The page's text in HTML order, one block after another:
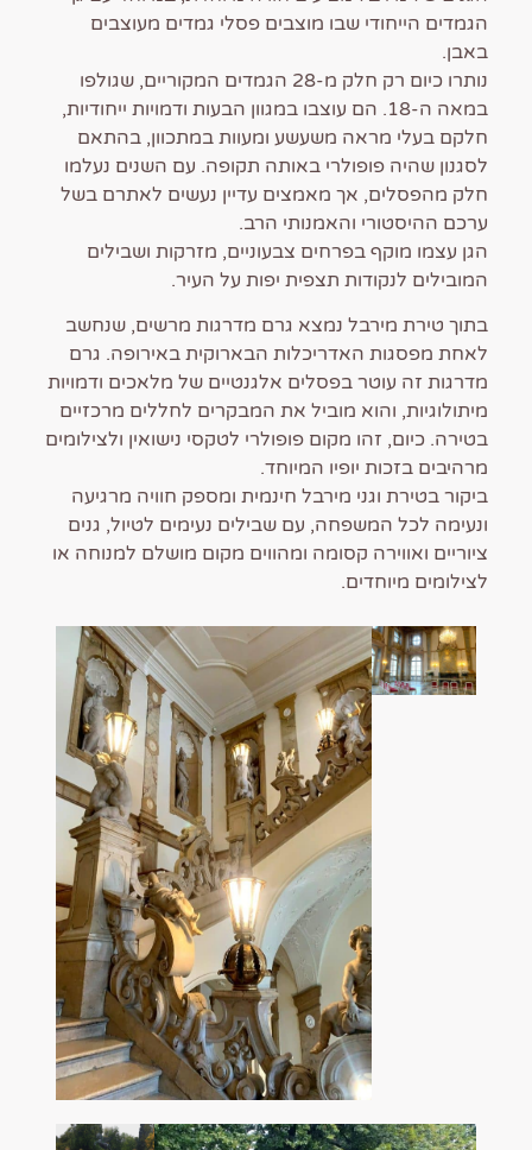
הגמדים הייחודי שבו מוצבים פסלי גמדים מעוצבים
באבן.
נותרו כיום רק חלק מ-28 הגמדים המקוריים, שגולפו
במאה ה-18. הם עוצבו במגוון הבעות ודמויות ייחודיות,
חלקם בעלי מראה משעשע ומעוות במתכוון, בהתאם
לסגנון שהיה פופולרי באותה תקופה. עם השנים נעלמו
חלק מהפסלים, אך מאמצים עדיין נעשים לאתרם בשל
ערכם ההיסטורי והאמנותי הרב.
הגן עצמו מוקף בפרחים צבעוניים, מזרקות ושבילים
המובילים לנקודות תצפית יפות על העיר.
בתוך טירת מירבל נמצא גרם מדרגות מרשים, שנחשב
לאחת מפסגות האדריכלות הבארוקית באירופה. גרם
מדרגות זה עוטר בפסלים אלגנטיים של מלאכים ודמויות
מיתולוגיות, והוא מוביל את המבקרים לחללים מרכזיים
בטירה. כיום, זהו מקום פופולרי לטקסי נישואין ולצילומים
מרהיבים בזכות יופיו המיוחד.
ביקור בטירת וגני מירבל חינמית ומספק חוויה מרגיעה
ונעימה לכל המשפחה, עם שבילים נעימים לטיול, גנים
ציוריים ואווירה קסומה ומהווים מקום מושלם למנוחה או
לצילומים מיוחדים.